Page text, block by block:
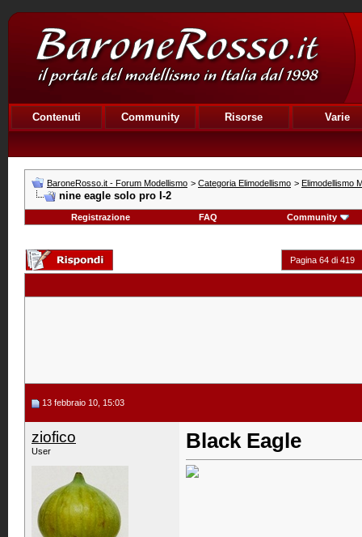
Contenuti Community Risorse Varie
BaroneRosso.it - Forum Modellismo > Categoria Elimodellismo > Elimodellismo
nine eagle solo pro I-2
Registrazione FAQ Community
Pagina 64 di 419
13 febbraio 10, 15:03
ziofico
User Black Eagle